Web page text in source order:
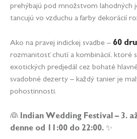
prehýbajú pod množstvom lahodných
tancujú vo vzduchu a farby dekorácií
Ako na pravej indickej svadbe – 60
rozmanitosť chutí a kombinácií, ktoré
exotických predjedál cez bohaté
svadobné dezerty – každý tanier je
pohostinnosti.
👰
Indian Wedding Festival – 3.
denne od 11:00 do 22:00. ✨